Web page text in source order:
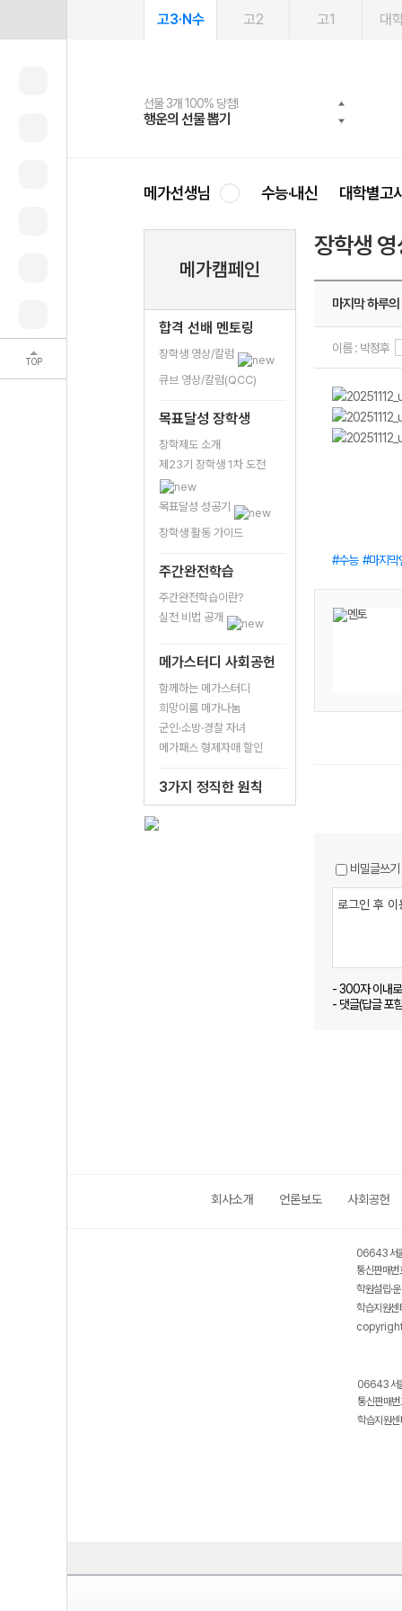
TOP
고3·N수 고2 고1 대
선물 3개 100% 당첨!
행운의 선물 뽑기
선물 100% 증정!
메가스터디 X 올리브
여름방학 스터디 캐시백
메가런 썸머스쿨
2027 러셀 단과
강사 공개선발
스마트러닝앱
설문 EVENT
메가패스
3일 무료 체험권
메가패스 수강생 무료혜택!
메가클럽 멤버십
사회공헌 캠페인
희망이룸 메가나눔
메가선생님 수능·내신 대학별고
메가캠페인
합격 선배 멘토링
장학생 영상/칼럼
큐브 영상/칼럼(QCC)
목표달성 장학생
장학제도 소개
제23기 장학생 1차 도전
목표달성 성공기
장학생 활동 가이드
주간완전학습
주간완전학습이란?
실천 비법 공개
메가스터디 사회공헌
함께하는 메가스터디
희망이룸 메가나눔
군인·소방·경찰 자녀
메가패스 형제자매 할인
3가지 정직한 원칙
장학생
마지막 하루
이름 : 박정후
수능 마지막
비밀글쓰기
- 300자 이내
- 댓글(답글 포
회사소개 언론보도 사회공헌
06643 서
통신판매
학원설립·
학습지원
06643 서
통신판매
학습지원